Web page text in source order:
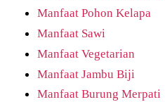
Manfaat Pohon Kelapa
Manfaat Sawi
Manfaat Vegetarian
Manfaat Jambu Biji
Manfaat Burung Merpati